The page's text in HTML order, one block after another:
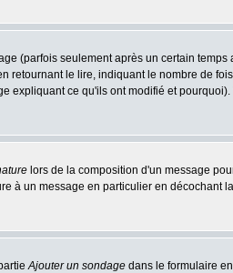
(parfois seulement après un certain
retournant le lire, indiquant le nombre de
expliquant ce qu'ils ont modifié et
lors de la composition d'un message
à un message en particulier en décochant
Ajouter un sondage dans le formulaire